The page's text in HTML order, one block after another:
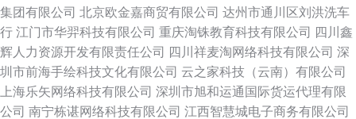
集团有限公司 北京欧金嘉商贸有限公司 达州市通川区刘洪洗车
行 江门市华羿科技有限公司 重庆淘铢教育科技有限公司
四川鑫
辉人力资源开发有限责任公司
四川祥麦淘网络科技有限公司 深
圳市前海手绘科技文化有限公司 云之家科技（云南）有限公司
上海乐矢网络科技有限公司 深圳市旭和运通国际货运代理有限
公司 南宁栋谌网络科技有限公司 江西智慧城电子商务有限公司